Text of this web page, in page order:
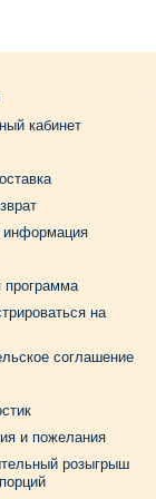
последствиям,
мух, способны
на укусы
ее более
и на людей,
также
переносятся
кабинет
информация
программа
на
соглашение
и пожелания
розыгрыш